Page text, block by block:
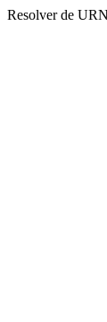
Resolver de